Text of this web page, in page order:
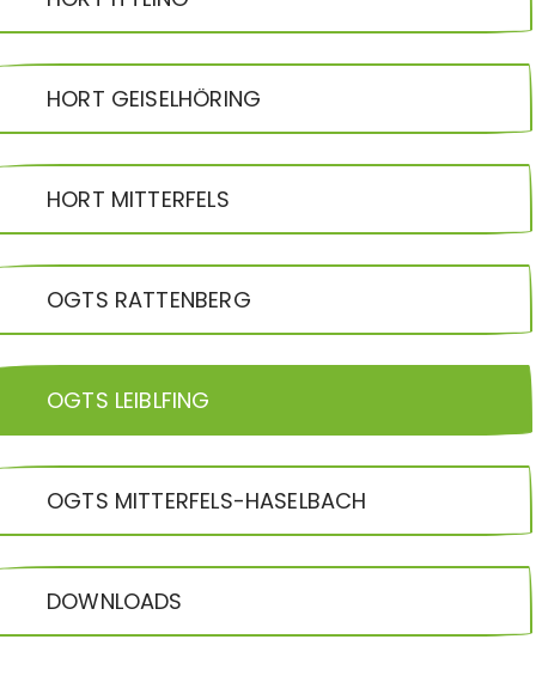
HORT GEISELHÖRING
HORT MITTERFELS
OGTS RATTENBERG
OGTS LEIBLFING
OGTS MITTERFELS-HASELBACH
DOWNLOADS